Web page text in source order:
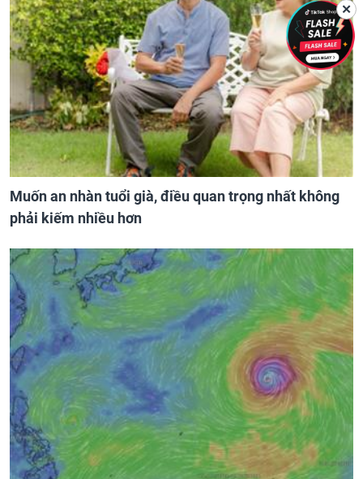
Muốn an nhàn tuổi già, điều quan trọng nhất không
phải kiếm nhiều hơn
✕